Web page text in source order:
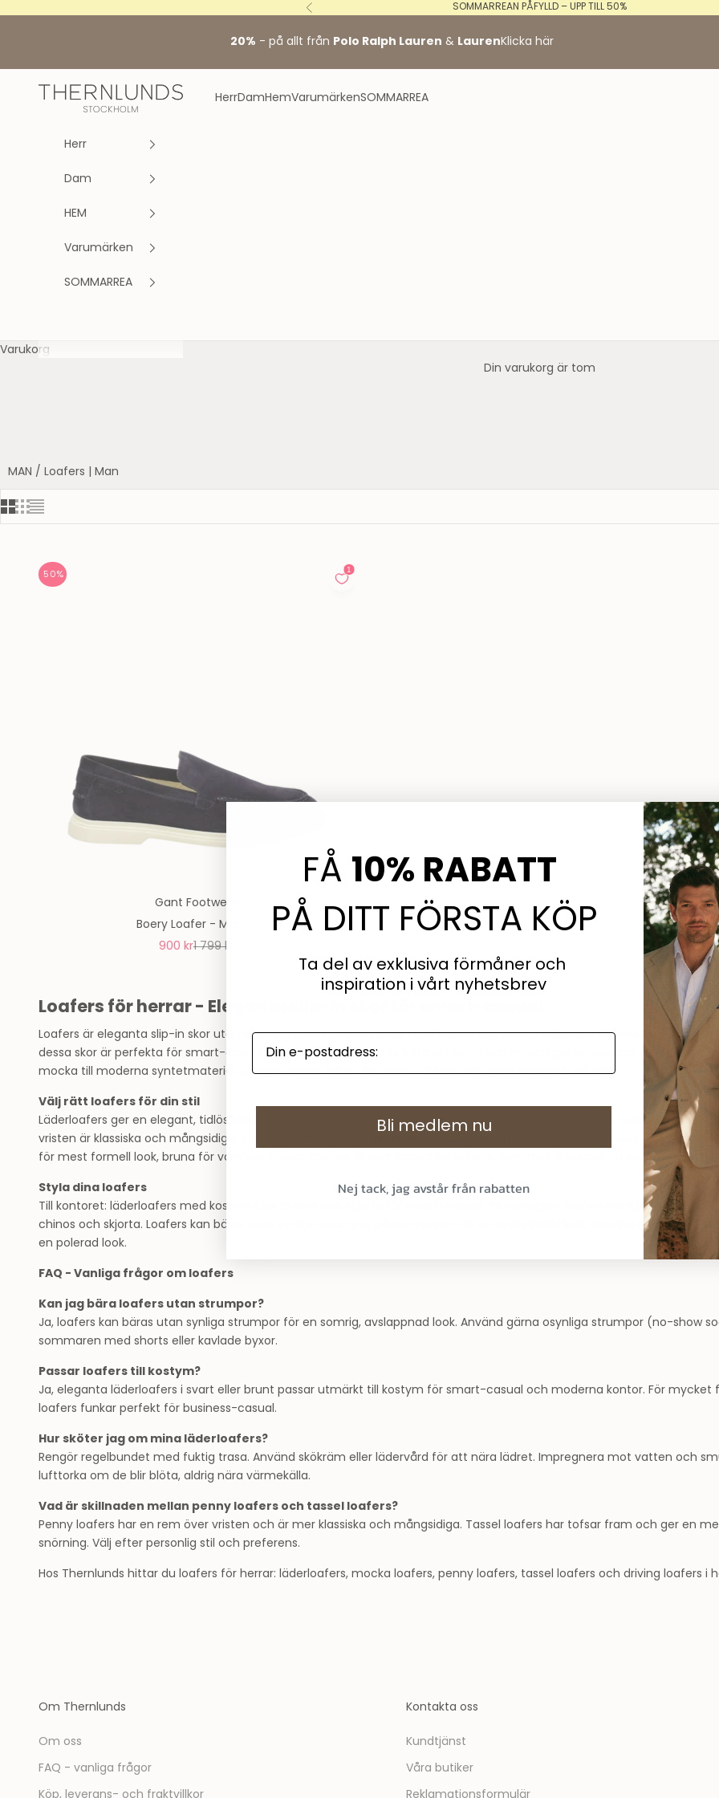
Föregående SOMMARREAN PÅFYLLD – UPP TILL 50%
20% - på allt från Polo Ralph Lauren & LaurenKlicka här
Stockholm fashion agency AB HerrDam HemVarumärkenSOMMARREA
Herr
Dam
HEM
Varumärken
SOMMARREA
Varukorg
Din varukorg är tom
MAN / Loafers | Man
50%
Gant Footwear
Boery Loafer - Marine
REA-pris
900 krPris
1 799 kr
Loafers för herrar - Eleganta slip-in skor för smart-casual
Loafers är eleganta slip-in skor utan snörning som kombinerar stil med bekvämlighet. Från klassiska läderloafers och
dessa skor är perfekta för smart-casual och kontoret. Loafers är lätta att ta på och av och ger en polerad, avslappnad
mocka till moderna syntetmaterial. Loafers passar både till kostym, chinos och jeans beroende på stil.
Välj rätt loafers för din stil
Läderloafers ger en elegant, tidlös look perfekt för smart-casual och kontoret. Mocka loafers är lite mer casual och
vristen är klassiska och mångsidiga. Tassel loafers med tofsar ger en preppy, elegant känsla. Driving loafers med
för mest formell look, bruna för varmare känsla. Loafers är mer casual än oxfords men mer dressade än sneakers,
Styla dina loafers
Till kontoret: läderloafers med kostym eller chinos och skjorta för smart-casual. Till vardagen: loafers med jeans och
chinos och skjorta. Loafers kan bäras utan synliga strumpor på sommaren för en avslappnad look, använd gärna
en polerad look.
FAQ - Vanliga frågor om loafers
Kan jag bära loafers utan strumpor?
Ja, loafers kan bäras utan synliga strumpor för en somrig, avslappnad look. Använd gärna osynliga strumpor (no-show
sommaren med shorts eller kavlade byxor.
Passar loafers till kostym?
Ja, eleganta läderloafers i svart eller brunt passar utmärkt till kostym för smart-casual och moderna kontor. För
loafers funkar perfekt för business-casual.
Hur sköter jag om mina läderloafers?
Rengör regelbundet med fuktig trasa. Använd skökräm eller lädervård för att nära lädret. Impregnera mot vatten och
lufttorka om de blir blöta, aldrig nära värmekälla.
Vad är skillnaden mellan penny loafers och tassel loafers?
Penny loafers har en rem över vristen och är mer klassiska och mångsidiga. Tassel loafers har tofsar fram och ger en
snörning. Välj efter personlig stil och preferens.
Hos Thernlunds hittar du loafers för herrar: läderloafers, mocka loafers, penny loafers, tassel loafers och driving loafers i
Om Thernlunds
Om oss
FAQ - vanliga frågor
Köp, leverans- och fraktvillkor
Kontakta oss
Kundtjänst
Våra butiker
Reklamationsformulär
FÅ 10% RABATT
PÅ DITT FÖRSTA KÖP
Ta del av exklusiva förmåner och
inspiration i vårt nyhetsbrev
E-mail:
Bli medlem nu
Nej tack, jag avstår från rabatten